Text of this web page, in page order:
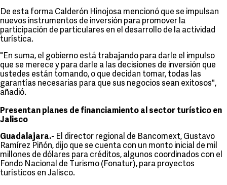
De esta forma Calderón Hinojosa mencionó que se impulsan
nuevos instrumentos de inversión para promover la
participación de particulares en el desarrollo de la actividad
turística.
"En suma, el gobierno está trabajando para darle el impulso
que se merece y para darle a las decisiones de inversión que
ustedes están tomando, o que decidan tomar, todas las
garantías necesarias para que sus negocios sean exitosos",
añadió.
Presentan planes de financiamiento al sector turístico en
Jalisco
Guadalajara.- El director regional de Bancomext, Gustavo
Ramírez Piñón, dijo que se cuenta con un monto inicial de mil
millones de dólares para créditos, algunos coordinados con el
Fondo Nacional de Turismo (Fonatur), para proyectos
turísticos en Jalisco.